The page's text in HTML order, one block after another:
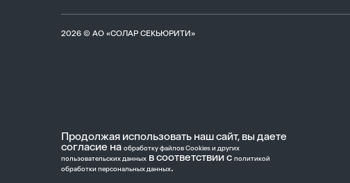
2026 © АО «СОЛАР СЕКЬЮРИТИ»
Продолжая использовать наш сайт, вы даете
согласие наобработку файлов Cookies и других
пользовательских данных в соответствии сполитикой
обработки персональных данных.